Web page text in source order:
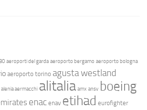
aeroporti del garda aeroporto bergamo aeroporto bologna
aeroporto torino agusta westland
alenia aermacchi alitalia amx ansv boeing
enac enav etihad eurofighter